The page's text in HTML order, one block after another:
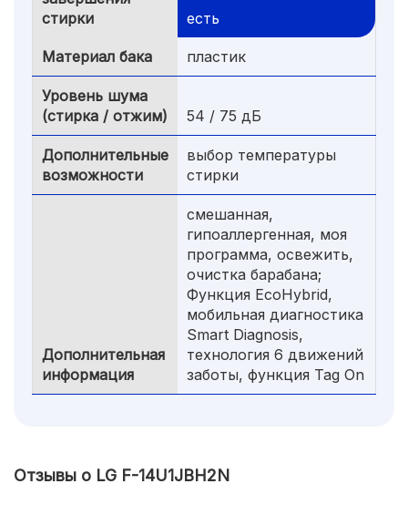
стирки
есть
Материал бака пластик
Уровень шума
(стирка / отжим)
54 / 75 дБ
Дополнительные
возможности
выбор температуры
стирки
Дополнительная
информация
смешанная,
гипоаллергенная, моя
программа, освежить,
очистка барабана;
Функция EcoHybrid,
мобильная диагностика
Smart Diagnosis,
технология 6 движений
заботы, функция Tag On
Отзывы о LG F-14U1JBH2N